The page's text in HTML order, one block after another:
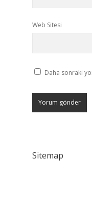
Web Sitesi
Daha sonraki
Sitemap